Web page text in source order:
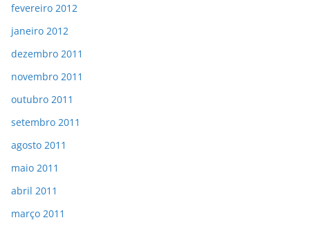
fevereiro 2012
janeiro 2012
dezembro 2011
novembro 2011
outubro 2011
setembro 2011
agosto 2011
maio 2011
abril 2011
março 2011